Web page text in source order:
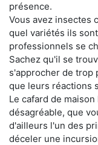
présence.
Vous avez insectes
quel variétés ils
professionnels se
Sachez qu'il se
s'approcher de trop
que leurs réactions
Le cafard de
désagréable, que
d'ailleurs l'un des
déceler une